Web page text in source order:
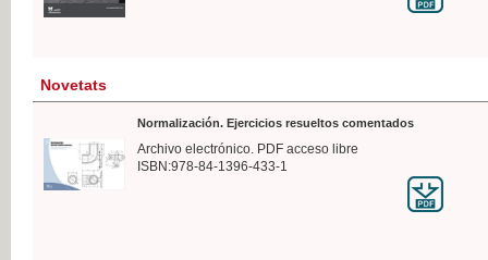
Novetats
Normalización. Ejercicios resueltos comentados
Archivo electrónico. PDF acceso libre
ISBN:978-84-1396-433-1